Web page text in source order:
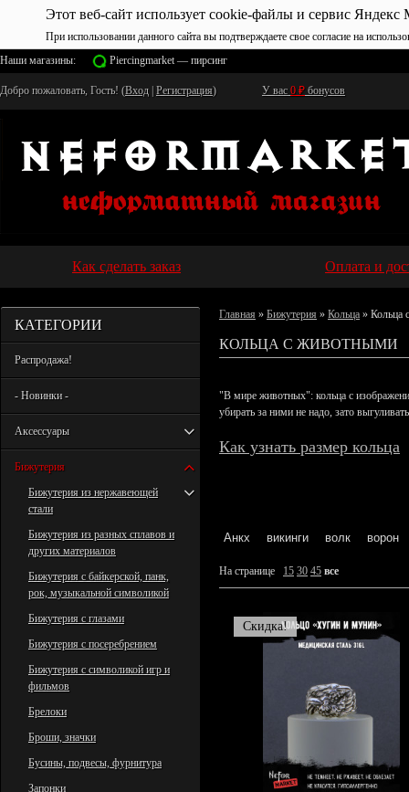
Этот веб-сайт использует cookie-файлы и сервис Яндекс
При использовании данного сайта вы подтверждаете свое согласие на
Наши магазины:
Piercingmarket — пирсинг
Добро пожаловать, Гость! (Вход Регистрация) У вас 0 ₽ бонусов
Как сделать заказ Оплата и
КАТЕГОРИИ
Распродажа!
- Новинки -
Аксессуары
Бижутерия
Бижутерия из нержавеющей
стали
Бижутерия из разных сплавов и
других материалов
Бижутерия с байкерской, панк,
рок, музыкальной символикой
Бижутерия с глазами
Бижутерия с посеребрением
Бижутерия с символикой игр и
фильмов
Брелоки
Броши, значки
Бусины, подвесы, фурнитура
Запонки
Главная » Бижутерия » Кольца » Кольца
КОЛЬЦА С ЖИВОТНЫМИ
"В мире животных": кольца с
убирать за ними не надо, зато
Как узнать размер кольца
Анкх викинги волк ворон
На странице 15 30 45 все
Скидка!